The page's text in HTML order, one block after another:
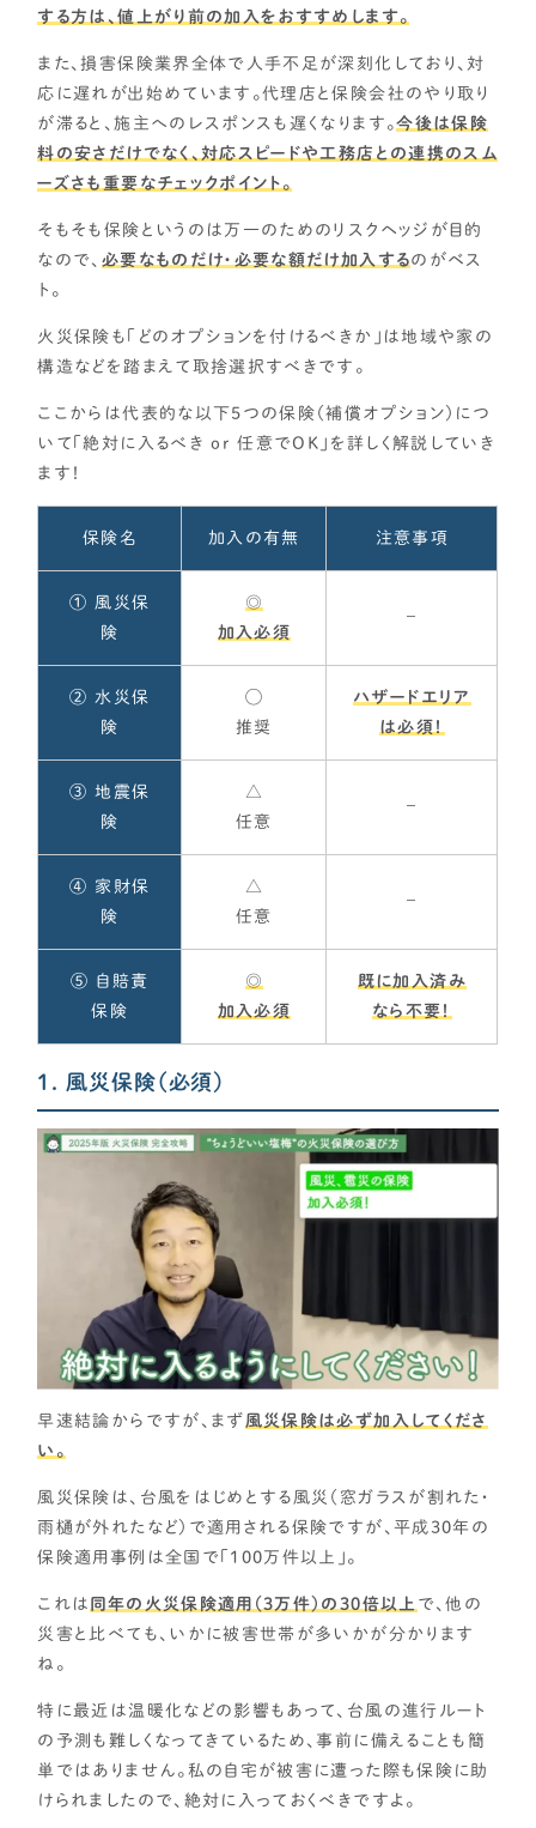
する方は、値上がり前の加入をおすすめします。
また、損害保険業界全体で人手不足が深刻化しており、対
応に遅れが出始めています。代理店と保険会社のやり取り
が滞ると、施主へのレスポンスも遅くなります。今後は保険
料の安さだけでなく、対応スピードや工務店との連携のスム
ーズさも重要なチェックポイント。
そもそも保険というのは万一のためのリスクヘッジが目的
なので、 必要なものだけ・必要な額だけ加入するのがベス
ト。
火災保険も「どのオプションを付けるべきか」は地域や家の
構造などを踏まえて取捨選択すべきです。
ここからは代表的な以下5つの保険（補償オプション）につ
いて「絶対に入るべき or 任意でOK」を詳しく解説していき
ます！
保険名 加入の有無 注意事項
① 風災保
険
◎
加入必須
–
② 水災保
険
◯
推奨
ハザードエリア
は必須！
③ 地震保
険
△
任意
–
④ 家財保
険
△
任意
–
⑤ 自賠責
保険
◎
加入必須
既に加入済み
なら不要！
1. 風災保険（必須）
早速結論からですが、まず 風災保険は必ず加入してくださ
い。
風災保険は、台風をはじめとする風災（窓ガラスが割れた・
雨樋が外れたなど）で適用される保険ですが、平成30年の
保険適用事例は全国で「100万件以上」。
これは 同年の火災保険適用（3万件）の30倍以上 で、他の
災害と比べても、いかに被害世帯が多いかが分かります
ね。
特に最近は温暖化などの影響もあって、台風の進行ルート
の予測も難しくなってきているため、事前に備えることも簡
単ではありません。私の自宅が被害に遭った際も保険に助
けられましたので、絶対に入っておくべきですよ。